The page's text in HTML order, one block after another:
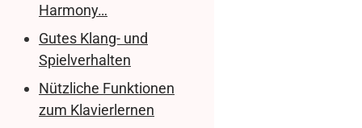
Harmony…
Gutes Klang- und
Spielverhalten
Nützliche Funktionen
zum Klavierlernen